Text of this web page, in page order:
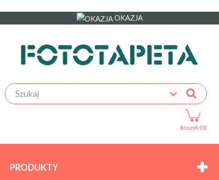
OKAZJA
koszyk (0)
PRODUKTY